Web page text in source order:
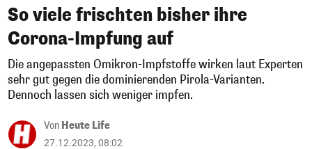
So viele frischten bisher ihre
Corona-Impfung auf
Die angepassten Omikron-Impfstoffe wirken laut Experten
sehr gut gegen die dominierenden Pirola-Varianten.
Dennoch lassen sich weniger impfen.
Von Heute Life
27.12.2023, 08:02